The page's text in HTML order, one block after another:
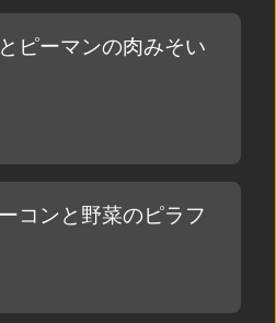
ピーマンの肉みそい
コンと野菜のピラフ